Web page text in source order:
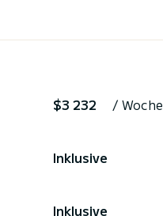
$3 232 / Woche
Inklusive
Inklusive